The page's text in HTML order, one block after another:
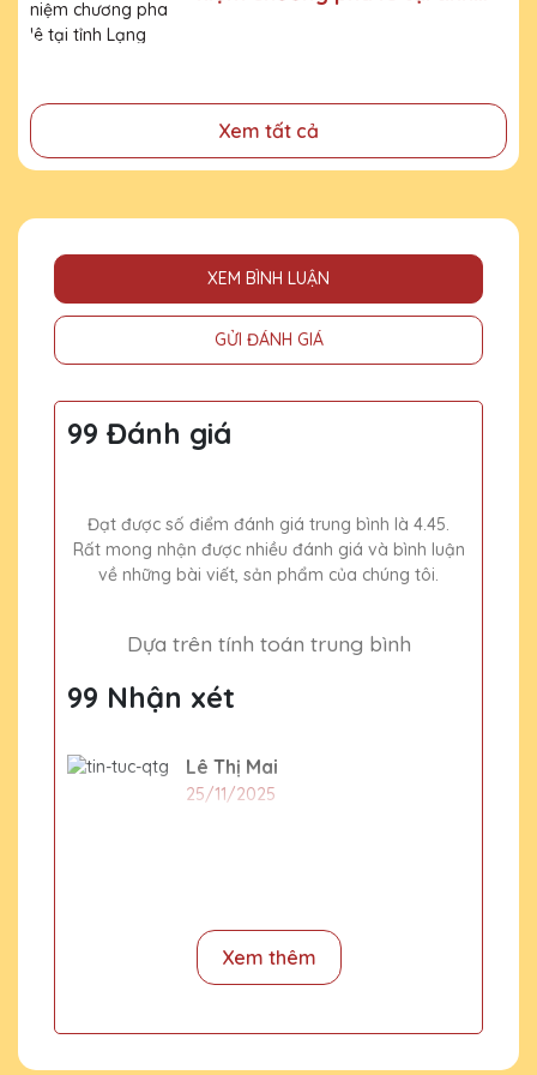
đã cống hiến, đóng góp cho doanh nghiệp, cho cộng
đồng
Xem tất cả
XEM BÌNH LUẬN
GỬI ĐÁNH GIÁ
99 Đánh giá
Đạt được số điểm đánh giá trung bình là 4.45.
Rất mong nhận được nhiều đánh giá và bình luận
về những bài viết, sản phẩm của chúng tôi.
Dựa trên tính toán trung bình
99 Nhận xét
Lê Thị Mai
25/11/2025
Đặng Thị Vân
thật sự đẳng cấp và sang trọng. Công ty
Xem thêm